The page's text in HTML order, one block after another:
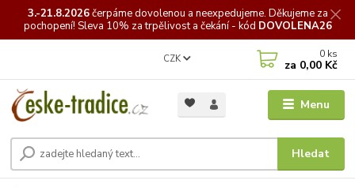
3.-21.8.2026čerpámedovolenou a neexpedujeme. Děkujeme za
pochopení! Sleva 10% za trpělivost a čekání - kód DOVOLENA26
Menu
CZK
Hledat
0 ks
za 0,00 Kč